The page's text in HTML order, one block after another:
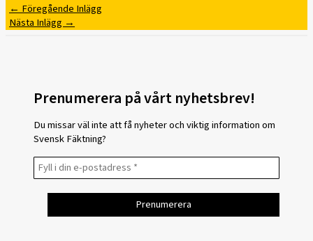
← Föregående Inlägg
Nästa Inlägg →
Prenumerera på vårt nyhetsbrev!
Du missar väl inte att få nyheter och viktig information om
Svensk Fäktning?